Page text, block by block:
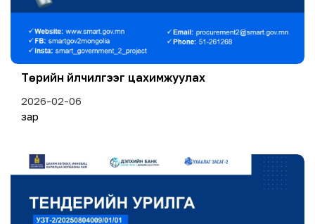
Төрийн үйлчилгээг цахимжуулах
2026-02-06
зар